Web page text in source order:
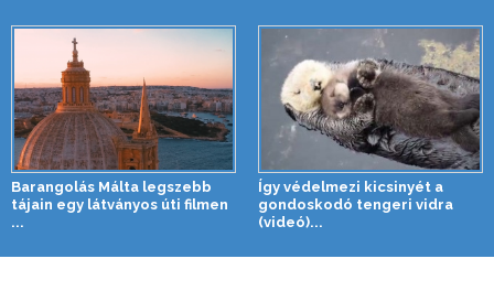
Barangolás Málta legszebb
tájain egy látványos úti filmen
...
Így védelmezi kicsinyét a
gondoskodó tengeri vidra
(videó)...